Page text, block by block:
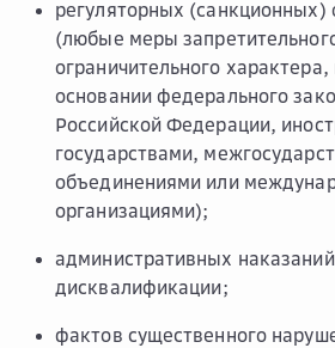
регуляторных (санкционных)
(любые меры
ограничительного
основании федерального
Российской Федерации,
государствами,
объединениями или
организациями);
административных
дисквалификации;
фактов существенного